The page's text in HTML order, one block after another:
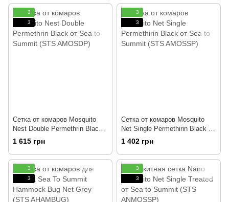
3
3
Сетка от комаров Mosquito
Nest Double Permethrin Black
от Sea to Summit (STS
AMOSDP)
1 615 грн
3
3
Сетка от комаров Mosquito
Net Single Permethirin Black от
Sea to Summit (STS AMOSSP)
1 402 грн
3
3
3
3